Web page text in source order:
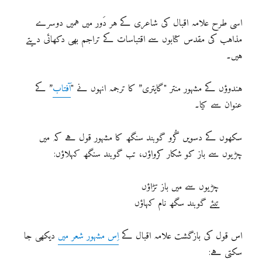
اسی طرح علامہ اقبال کی شاعری کے ہر دَور میں ہمیں دوسرے
مذاہب کی مقدس کتابوں سے اقتباسات کے تراجم بھی دکھائی دیتے
ہیں۔
ہندوؤں کے مشہور منتر "گایتری” کا ترجمہ انہوں نے "آفتاب” کے
عنوان سے کیا۔
سکھوں کے دسویں گُرو گوبند سنگھ کا مشہور قول ہے کہ میں
چڑیوں سے باز کو شکار کرواؤں، تب گوبند سنگھ کہلاؤں:
چڑیوں سے میں باز تڑاؤں
تبئے گوبند سگھ نام کہاؤں
اس قول کی بازگشت علامہ اقبال کےاِس مشہور شعر میں دیکھی جا
سکتی ہے: